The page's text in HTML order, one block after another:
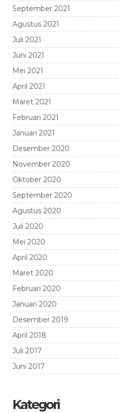
September 2021
Agustus 2021
Juli 2021
Juni 2021
Mei 2021
April 2021
Maret 2021
Februari 2021
Januari 2021
Desember 2020
November 2020
Oktober 2020
September 2020
Agustus 2020
Juli 2020
Mei 2020
April 2020
Maret 2020
Februari 2020
Januari 2020
Desember 2019
April 2018
Juli 2017
Juni 2017
Kategori